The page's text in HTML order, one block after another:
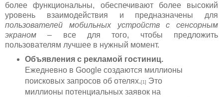
более функциональны, обеспечивают более высокий
уровень взаимодействия и предназначены для
пользователей мобильных устройств с сенсорным
экраном – все для того, чтобы предложить
пользователям лучшее в нужный момент.
Объявления с рекламой гостиниц.
Ежедневно в Google создаются миллионы
поисковых запросов об отелях. [1]
Это
миллионы потенциальных заявок на